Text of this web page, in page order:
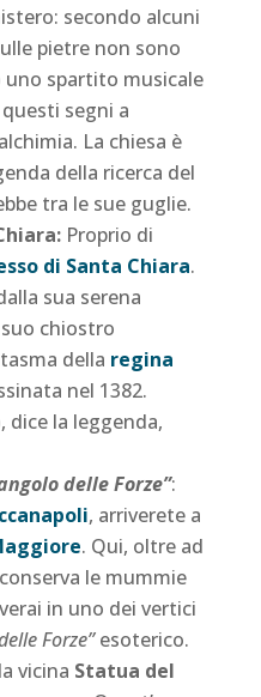
secondo alcuni
pietre non sono
spartito musicale
segni a
La chiesa è
della ricerca del
tra le sue guglie.
Proprio di
di Santa Chiara.
sua serena
chiostro
della regina
nel 1382.
dice la leggenda,
delle Forze”:
, arriverete a
. Qui, oltre ad
le mummie
in uno dei vertici
Forze”esoterico.
vicina Statua del